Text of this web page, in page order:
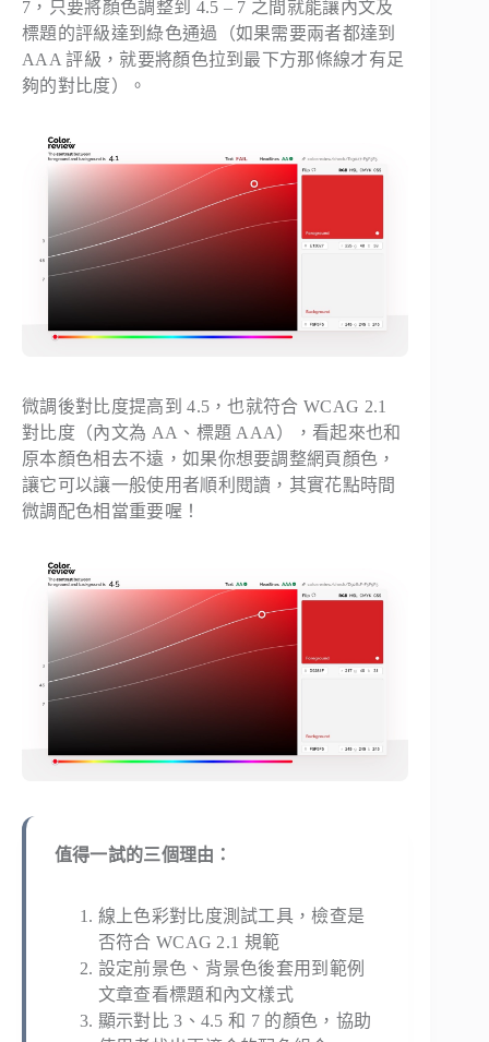
7，只要將顏色調整到 4.5 – 7 之間就能讓內文及
標題的評級達到綠色通過（如果需要兩者都達到
AAA 評級，就要將顏色拉到最下方那條線才有足
夠的對比度）。
微調後對比度提高到 4.5，也就符合 WCAG 2.1
對比度（內文為 AA、標題 AAA），看起來也和
原本顏色相去不遠，如果你想要調整網頁顏色，
讓它可以讓一般使用者順利閱讀，其實花點時間
微調配色相當重要喔！
值得一試的三個理由：
線上色彩對比度測試工具，檢查是
否符合 WCAG 2.1 規範
設定前景色、背景色後套用到範例
文章查看標題和內文樣式
顯示對比 3、4.5 和 7 的顏色，協助